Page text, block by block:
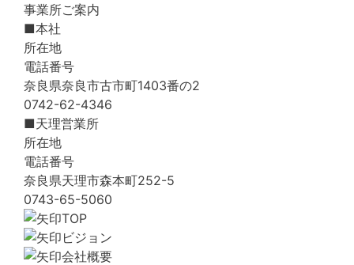
事業所ご案内
■本社
所在地
電話番号
奈良県奈良市古市町1403番の2
0742-62-4346
■天理営業所
所在地
電話番号
奈良県天理市森本町252-5
0743-65-5060
TOP
ビジョン
会社概要